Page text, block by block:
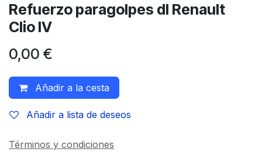
Refuerzo paragolpes dl Renault
Clio IV
0,00 €
Añadir a la cesta
Añadir a lista de deseos
Términos y condiciones